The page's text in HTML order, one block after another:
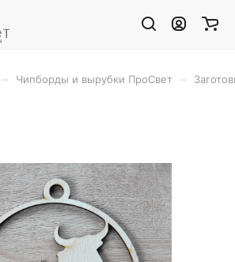
Чипборды и вырубки ПроСвет